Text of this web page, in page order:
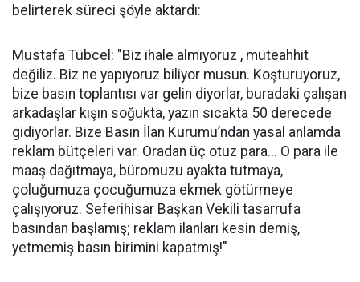
belirterek süreci şöyle aktardı:
Mustafa Tübcel: "Biz ihale almıyoruz , müteahhit
değiliz. Biz ne yapıyoruz biliyor musun. Koşturuyoruz,
bize basın toplantısı var gelin diyorlar, buradaki çalışan
arkadaşlar kışın soğukta, yazın sıcakta 50 derecede
gidiyorlar. Bize Basın İlan Kurumu’ndan yasal anlamda
reklam bütçeleri var. Oradan üç otuz para... O para ile
maaş dağıtmaya, büromuzu ayakta tutmaya,
çoluğumuza çocuğumuza ekmek götürmeye
çalışıyoruz. Seferihisar Başkan Vekili tasarrufa
basından başlamış; reklam ilanları kesin demiş,
yetmemiş basın birimini kapatmış!"